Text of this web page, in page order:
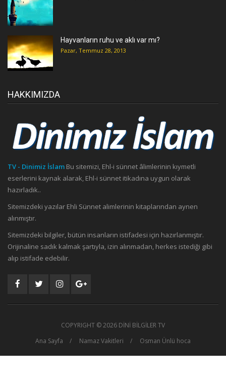
Hayvanların ruhu ve aklı var mı?
Pazar, Temmuz 28, 2013
HAKKIMIZDA
TV - Dinimiz İslam Bu sitemizi, Ehl-i sünnet âlimlerinin kıymetli
eserlerini kaynak alarak, Ehl-i sünnet itikadına uygun olarak
hazırladık..
Sitemizdeki yazılar Ehli Sünnet alimlerinin kitaplarından aynen
alınmıştır.
Sitemizdeki bilgiler, bütün insanların istifadesi için hazırlanmıştır.
Orijinaline sadık kalmak şartıyla, izin alınmadan, herkes istediği gibi
alıp istifade edebilir.
COPYRIGHT ©2026 DİNİ BİLGİLER TV
Ana Sayfa
Namaz Vakitleri Osman Ünlü hoca